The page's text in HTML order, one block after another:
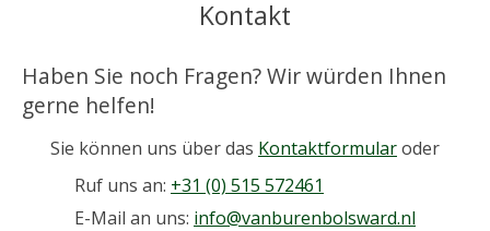
Kontakt
Haben Sie noch Fragen? Wir würden Ihnen
gerne helfen!
Sie können uns über das Kontaktformularoder
Ruf uns an: +31 (0) 515 572461
E-Mail an uns: info@vanburenbolsward.nl